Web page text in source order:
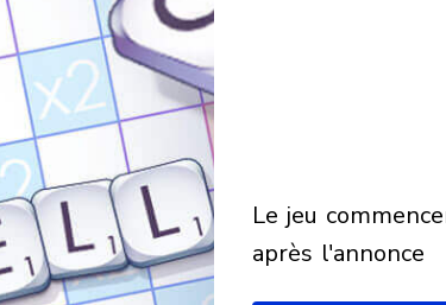
le jeu commencera
après l'annonce